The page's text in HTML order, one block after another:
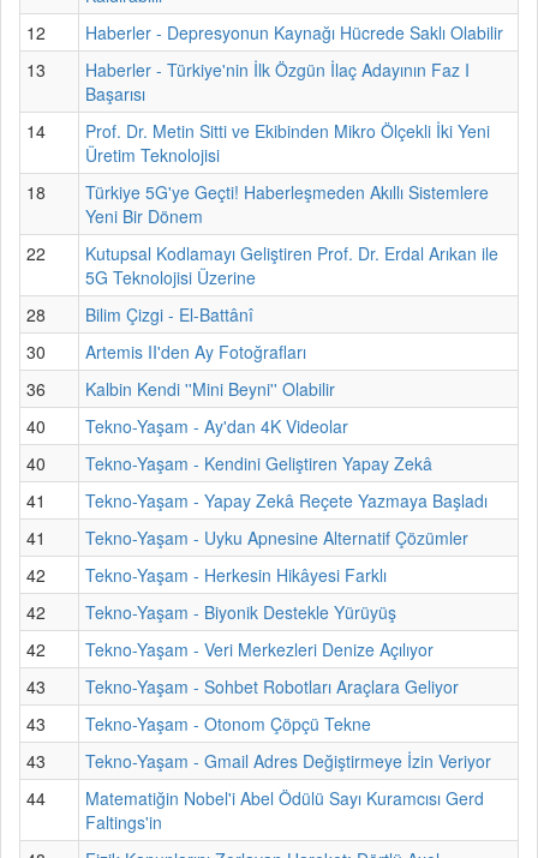
12
Haberler - Depresyonun Kaynağı Hücrede Saklı Olabilir
13
Haberler - Türkiye'nin İlk Özgün İlaç Adayının Faz I
Başarısı
14
Prof. Dr. Metin Sitti ve Ekibinden Mikro Ölçekli İki Yeni
Üretim Teknolojisi
18
Türkiye 5G'ye Geçti! Haberleşmeden Akıllı Sistemlere
Yeni Bir Dönem
22
Kutupsal Kodlamayı Geliştiren Prof. Dr. Erdal Arıkan ile
5G Teknolojisi Üzerine
28
Bilim Çizgi - El-Battânî
30
Artemis II'den Ay Fotoğrafları
36
Kalbin Kendi ''Mini Beyni'' Olabilir
40
Tekno-Yaşam - Ay'dan 4K Videolar
40
Tekno-Yaşam - Kendini Geliştiren Yapay Zekâ
41
Tekno-Yaşam - Yapay Zekâ Reçete Yazmaya Başladı
41
Tekno-Yaşam - Uyku Apnesine Alternatif Çözümler
42
Tekno-Yaşam - Herkesin Hikâyesi Farklı
42
Tekno-Yaşam - Biyonik Destekle Yürüyüş
42
Tekno-Yaşam - Veri Merkezleri Denize Açılıyor
43
Tekno-Yaşam - Sohbet Robotları Araçlara Geliyor
43
Tekno-Yaşam - Otonom Çöpçü Tekne
43
Tekno-Yaşam - Gmail Adres Değiştirmeye İzin Veriyor
44
Matematiğin Nobel'i Abel Ödülü Sayı Kuramcısı Gerd
Faltings'in